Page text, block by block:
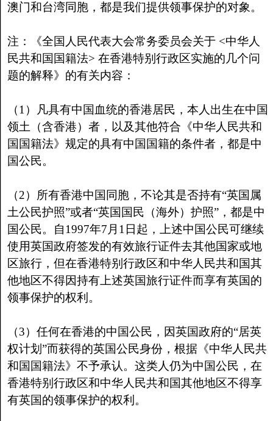
澳门和台湾同胞，都是我们提供领事保护的对象。
注：《全国人民代表大会常务委员会关于 <中华人
民共和国国籍法> 在香港特别行政区实施的几个问
题的解释》的有关内容：
（1）凡具有中国血统的香港居民，本人出生在中国
领土（含香港）者，以及其他符合《中华人民共和
国国籍法》规定的具有中国国籍的条件者，都是中
国公民。
（2）所有香港中国同胞，不论其是否持有“英国属
土公民护照”或者“英国国民（海外）护照”，都是中
国公民。自1997年7月1日起，上述中国公民可继续
使用英国政府签发的有效旅行证件去其他国家或地
区旅行，但在香港特别行政区和中华人民共和国其
他地区不得因持有上述英国旅行证件而享有英国的
领事保护的权利。
（3）任何在香港的中国公民，因英国政府的“居英
权计划”而获得的英国公民身份，根据《中华人民共
和国国籍法》不予承认。这类人仍为中国公民，在
香港特别行政区和中华人民共和国其他地区不得享
有英国的领事保护的权利。